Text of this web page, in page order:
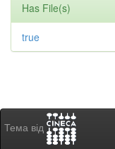
Has File(s)
true
Тема від